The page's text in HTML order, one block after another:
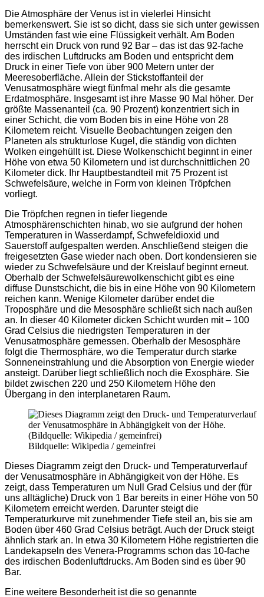
Die Atmosphäre der Venus ist in vielerlei Hinsicht
bemerkenswert. Sie ist so dicht, dass sie sich unter gewissen
Umständen fast wie eine Flüssigkeit verhält. Am Boden
herrscht ein Druck von rund 92 Bar – das ist das 92-fache
des irdischen Luftdrucks am Boden und entspricht dem
Druck in einer Tiefe von über 900 Metern unter der
Meeresoberfläche. Allein der Stickstoffanteil der
Venusatmosphäre wiegt fünfmal mehr als die gesamte
Erdatmosphäre. Insgesamt ist ihre Masse 90 Mal höher. Der
größte Massenanteil (ca. 90 Prozent) konzentriert sich in
einer Schicht, die vom Boden bis in eine Höhe von 28
Kilometern reicht. Visuelle Beobachtungen zeigen den
Planeten als strukturlose Kugel, die ständig von dichten
Wolken eingehüllt ist. Diese Wolkenschicht beginnt in einer
Höhe von etwa 50 Kilometern und ist durchschnittlichen 20
Kilometer dick. Ihr Hauptbestandteil mit 75 Prozent ist
Schwefelsäure, welche in Form von kleinen Tröpfchen
vorliegt.
Die Tröpfchen regnen in tiefer liegende
Atmosphärenschichten hinab, wo sie aufgrund der hohen
Temperaturen in Wasserdampf, Schwefeldioxid und
Sauerstoff aufgespalten werden. Anschließend steigen die
freigesetzten Gase wieder nach oben. Dort kondensieren sie
wieder zu Schwefelsäure und der Kreislauf beginnt erneut.
Oberhalb der Schwefelsäurewolkenschicht gibt es eine
diffuse Dunstschicht, die bis in eine Höhe von 90 Kilometern
reichen kann. Wenige Kilometer darüber endet die
Troposphäre und die Mesosphäre schließt sich nach außen
an. In dieser 40 Kilometer dicken Schicht wurden mit – 100
Grad Celsius die niedrigsten Temperaturen in der
Venusatmosphäre gemessen. Oberhalb der Mesosphäre
folgt die Thermosphäre, wo die Temperatur durch starke
Sonneneinstrahlung und die Absorption von Energie wieder
ansteigt. Darüber liegt schließlich noch die Exosphäre. Sie
bildet zwischen 220 und 250 Kilometern Höhe den
Übergang in den interplanetaren Raum.
Bildquelle: Wikipedia / gemeinfrei
Dieses Diagramm zeigt den Druck- und Temperaturverlauf
der Venusatmosphäre in Abhängigkeit von der Höhe. Es
zeigt, dass Temperaturen um Null Grad Celsius und der (für
uns alltägliche) Druck von 1 Bar bereits in einer Höhe von 50
Kilometern erreicht werden. Darunter steigt die
Temperaturkurve mit zunehmender Tiefe steil an, bis sie am
Boden über 460 Grad Celsius beträgt. Auch der Druck steigt
ähnlich stark an. In etwa 30 Kilometern Höhe registrierten die
Landekapseln des Venera-Programms schon das 10-fache
des irdischen Bodenluftdrucks. Am Boden sind es über 90
Bar.
Eine weitere Besonderheit ist die so genannte